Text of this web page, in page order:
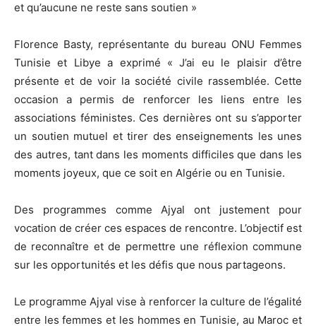
et qu’aucune ne reste sans soutien »
Florence Basty, représentante du bureau ONU Femmes
Tunisie et Libye a exprimé « J’ai eu le plaisir d’être
présente et de voir la société civile rassemblée. Cette
occasion a permis de renforcer les liens entre les
associations féministes. Ces dernières ont su s’apporter
un soutien mutuel et tirer des enseignements les unes
des autres, tant dans les moments difficiles que dans les
moments joyeux, que ce soit en Algérie ou en Tunisie.
Des programmes comme Ajyal ont justement pour
vocation de créer ces espaces de rencontre. L’objectif est
de reconnaître et de permettre une réflexion commune
sur les opportunités et les défis que nous partageons.
Le programme Ajyal vise à renforcer la culture de l’égalité
entre les femmes et les hommes en Tunisie, au Maroc et